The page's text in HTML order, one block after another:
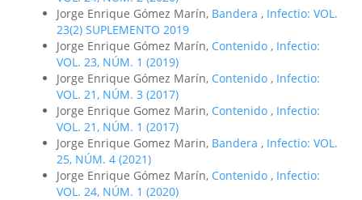
Jorge Enrique Gómez Marín, Bandera , Infectio: VOL.
23(2) SUPLEMENTO 2019
Jorge Enrique Gómez Marín, Contenido , Infectio:
VOL. 23, NÚM. 1 (2019)
Jorge Enrique Gómez Marín, Contenido , Infectio:
VOL. 21, NÚM. 3 (2017)
Jorge Enrique Gomez Marin, Contenido , Infectio:
VOL. 21, NÚM. 1 (2017)
Jorge Enrique Gomez Marin, Bandera , Infectio: VOL.
25, NÚM. 4 (2021)
Jorge Enrique Gómez Marín, Contenido , Infectio:
VOL. 24, NÚM. 1 (2020)